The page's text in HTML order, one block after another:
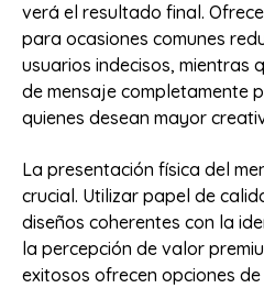
verá el resultado final.
para ocasiones comunes
usuarios indecisos, mientras
de mensaje completamente
quienes desean mayor
La presentación física del
crucial. Utilizar papel de
diseños coherentes con la
la percepción de valor
exitosos ofrecen opciones